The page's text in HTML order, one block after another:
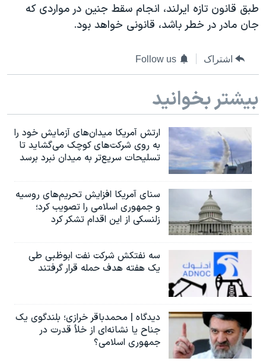
گالری عکس
آرشیو پخش زنده
اعتراضات زن، زندگی، آزادی
مجموعه مستندهای دادخواهی
دادگاه حمید نوری
چهل سال گروگان‌گیری
قانون شفافیت دارائی کادر رهبری ایران
اعتراضات مردمی آبان ۹۸
اسرائیل در جنگ
همایش محافظه‌کاران آمریکا «سی‌پک»
صفحه‌های ویژه
طبق قانون تازه ایرلند، انجام سقط جنین در مواردی که
جان مادر در خطر باشد، قانونی خواهد بود.
اشتراک Follow us
بیشتر بخوانید
ارتش آمریکا میدان‌های آزمایش خود را
به روی شرکت‌های کوچک می‌گشاید تا
تسلیحات سریع‌تر به میدان نبرد برسد
سنای آمریکا افزایش تحریم‌های روسیه
و جمهوری اسلامی را تصویب کرد؛
زلنسکی از این اقدام تشکر کرد
سه نفتکش شرکت نفت ابوظبی طی
یک هفته هدف حمله قرار گرفتند
دیدگاه | محمدباقر خرازی؛ بلندگوی یک
جناح یا نشانه‌ای از خلأ قدرت در
جمهوری اسلامی؟